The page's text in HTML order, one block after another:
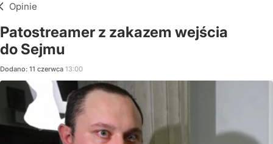
Opinie
Patostreamer z zakazem wejścia
do Sejmu
Dodano: 11 czerwca 13:00